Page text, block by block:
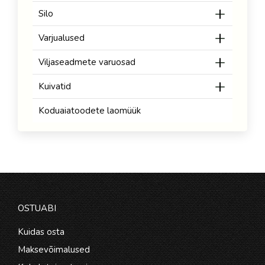
Silo
Varjualused
Viljaseadmete varuosad
Kuivatid
Koduaiatoodete laomüük
OSTUABI
Kuidas osta
Maksevõimalused